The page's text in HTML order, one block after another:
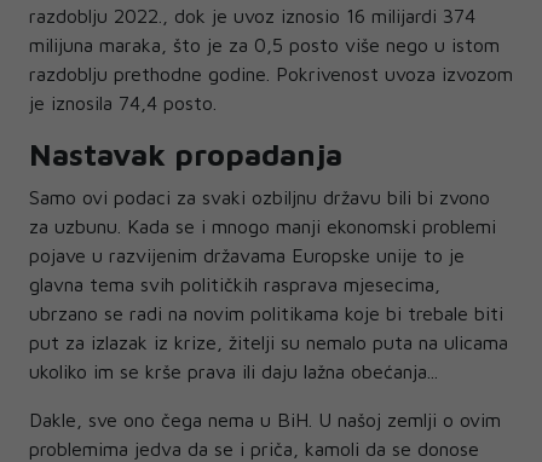
razdoblju 2022., dok je uvoz iznosio 16 milijardi 374
milijuna maraka, što je za 0,5 posto više nego u istom
razdoblju prethodne godine. Pokrivenost uvoza izvozom
je iznosila 74,4 posto.
Nastavak propadanja
Samo ovi podaci za svaki ozbiljnu državu bili bi zvono
za uzbunu. Kada se i mnogo manji ekonomski problemi
pojave u razvijenim državama Europske unije to je
glavna tema svih političkih rasprava mjesecima,
ubrzano se radi na novim politikama koje bi trebale biti
put za izlazak iz krize, žitelji su nemalo puta na ulicama
ukoliko im se krše prava ili daju lažna obećanja...
Dakle, sve ono čega nema u BiH. U našoj zemlji o ovim
problemima jedva da se i priča, kamoli da se donose